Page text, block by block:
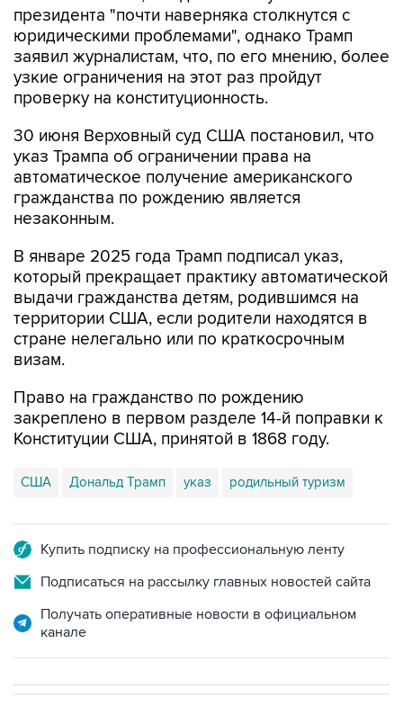
президента "почти наверняка столкнутся с
юридическими проблемами", однако Трамп
заявил журналистам, что, по его мнению, более
узкие ограничения на этот раз пройдут
проверку на конституционность.
30 июня Верховный суд США постановил, что
указ Трампа об ограничении права на
автоматическое получение американского
гражданства по рождению является
незаконным.
В январе 2025 года Трамп подписал указ,
который прекращает практику автоматической
выдачи гражданства детям, родившимся на
территории США, если родители находятся в
стране нелегально или по краткосрочным
визам.
Право на гражданство по рождению
закреплено в первом разделе 14-й поправки к
Конституции США, принятой в 1868 году.
США Дональд Трамп указ родильный туризм
Купить подписку на профессиональную ленту
Подписаться на рассылку главных новостей сайта
Получать оперативные новости в официальном
канале